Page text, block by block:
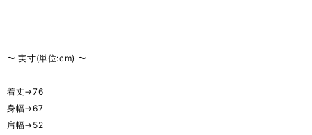
〜 実寸(単位:cm) 〜
着丈→76
身幅→67
肩幅→52